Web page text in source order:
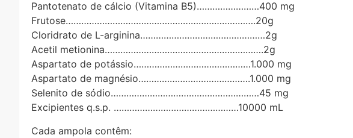
Pantotenato de cálcio (Vitamina B5)……………………400 mg
Frutose……………………………………………………………….20g
Cloridrato de L-arginina…………………………………………2g
Acetil metionina…………………………………………………….2g
Aspartato de potássio………………………………………1.000 mg
Aspartato de magnésio…………………………………….1.000 mg
Selenito de sódio…………………………………………………45 mg
Excipientes q.s.p. …………………………………………10000 mL
Cada ampola contêm: